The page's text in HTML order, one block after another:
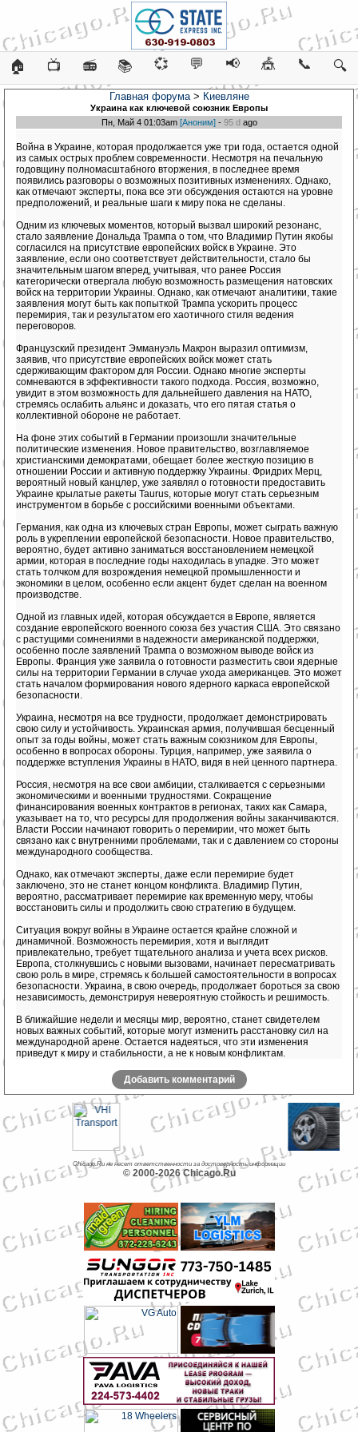
🏠 📺 📻 📚 💞 💬 📢 🎪 📞 🔍
Главная форума> Киевляне
Украина как ключевой союзник Европы
Пн, Май 4 01:03am [Аноним]- 95 dago
Война в Украине, которая продолжается уже три года, остается одной
из самых острых проблем современности. Несмотря на печальную
годовщину полномасштабного вторжения, в последнее время
появились разговоры о возможных позитивных изменениях. Однако,
как отмечают эксперты, пока все эти обсуждения остаются на уровне
предположений, и реальные шаги к миру пока не сделаны.
Одним из ключевых моментов, который вызвал широкий резонанс,
стало заявление Дональда Трампа о том, что Владимир Путин якобы
согласился на присутствие европейских войск в Украине. Это
заявление, если оно соответствует действительности, стало бы
значительным шагом вперед, учитывая, что ранее Россия
категорически отвергала любую возможность размещения натовских
войск на территории Украины. Однако, как отмечают аналитики, такие
заявления могут быть как попыткой Трампа ускорить процесс
перемирия, так и результатом его хаотичного стиля ведения
переговоров.
Французский президент Эммануэль Макрон выразил оптимизм,
заявив, что присутствие европейских войск может стать
сдерживающим фактором для России. Однако многие эксперты
сомневаются в эффективности такого подхода. Россия, возможно,
увидит в этом возможность для дальнейшего давления на НАТО,
стремясь ослабить альянс и доказать, что его пятая статья о
коллективной обороне не работает.
На фоне этих событий в Германии произошли значительные
политические изменения. Новое правительство, возглавляемое
христианскими демократами, обещает более жесткую позицию в
отношении России и активную поддержку Украины. Фридрих Мерц,
вероятный новый канцлер, уже заявлял о готовности предоставить
Украине крылатые ракеты Taurus, которые могут стать серьезным
инструментом в борьбе с российскими военными объектами.
Германия, как одна из ключевых стран Европы, может сыграть важную
роль в укреплении европейской безопасности. Новое правительство,
вероятно, будет активно заниматься восстановлением немецкой
армии, которая в последние годы находилась в упадке. Это может
стать толчком для возрождения немецкой промышленности и
экономики в целом, особенно если акцент будет сделан на военном
производстве.
Одной из главных идей, которая обсуждается в Европе, является
создание европейского военного союза без участия США. Это связано
с растущими сомнениями в надежности американской поддержки,
особенно после заявлений Трампа о возможном выводе войск из
Европы. Франция уже заявила о готовности разместить свои ядерные
силы на территории Германии в случае ухода американцев. Это может
стать началом формирования нового ядерного каркаса европейской
безопасности.
Украина, несмотря на все трудности, продолжает демонстрировать
свою силу и устойчивость. Украинская армия, получившая бесценный
опыт за годы войны, может стать важным союзником для Европы,
особенно в вопросах обороны. Турция, например, уже заявила о
поддержке вступления Украины в НАТО, видя в ней ценного партнера.
Россия, несмотря на все свои амбиции, сталкивается с серьезными
экономическими и военными трудностями. Сокращение
финансирования военных контрактов в регионах, таких как Самара,
указывает на то, что ресурсы для продолжения войны заканчиваются.
Власти России начинают говорить о перемирии, что может быть
связано как с внутренними проблемами, так и с давлением со стороны
международного сообщества.
Однако, как отмечают эксперты, даже если перемирие будет
заключено, это не станет концом конфликта. Владимир Путин,
вероятно, рассматривает перемирие как временную меру, чтобы
восстановить силы и продолжить свою стратегию в будущем.
Ситуация вокруг войны в Украине остается крайне сложной и
динамичной. Возможность перемирия, хотя и выглядит
привлекательно, требует тщательного анализа и учета всех рисков.
Европа, столкнувшись с новыми вызовами, начинает пересматривать
свою роль в мире, стремясь к большей самостоятельности в вопросах
безопасности. Украина, в свою очередь, продолжает бороться за свою
независимость, демонстрируя невероятную стойкость и решимость.
В ближайшие недели и месяцы мир, вероятно, станет свидетелем
новых важных событий, которые могут изменить расстановку сил на
международной арене. Остается надеяться, что эти изменения
приведут к миру и стабильности, а не к новым конфликтам.
Добавить комментарий
Chicago.Ru не несет ответственности за достоверность информации
© 2000-2026 Chicago.Ru